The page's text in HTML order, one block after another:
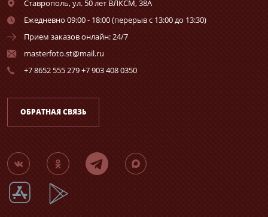
Ставрополь,ул. 50 лет ВЛКСМ, 38А
Ежедневно 09:00 - 18:00 (перерыв с 13:00 до 13:30)
Прием заказов онлайн: 24/7
masterfoto.st@mail.ru
+7 8652 555 279 +7 903 408 0350
ОБРАТНАЯ СВЯЗЬ